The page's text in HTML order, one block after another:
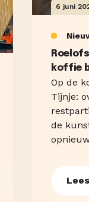
6 juni
koffie
Op de
Tijnje:
de